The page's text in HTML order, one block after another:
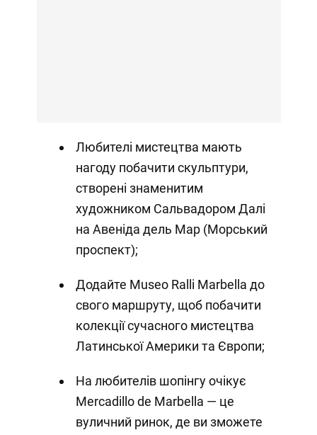
Любителі мистецтва мають
нагоду побачити скульптури,
створені знаменитим
художником Сальвадором Далі
на Авеніда дель Мар (Морський
проспект);
Додайте Museo Ralli Marbella до
свого маршруту, щоб побачити
колекції сучасного мистецтва
Латинської Америки та Європи;
На любителів шопінгу очікує
Mercadillo de Marbella — це
вуличний ринок, де ви зможете